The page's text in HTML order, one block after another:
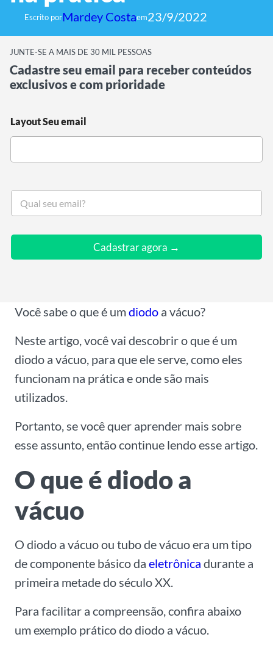
Escrito porMardey Costaem23/9/2022
JUNTE-SE A MAIS DE 30 MIL PESSOAS
Cadastre seu email para receber conteúdos
exclusivos e com prioridade
Layout Seu email
S
u
Cadastrar agora →
Você sabe o que é umdiodo a vácuo?
Neste artigo, você vai descobrir o que é um
diodo a vácuo, para que ele serve, como eles
funcionam na prática e onde são mais
utilizados.
Portanto, se você quer aprender mais sobre
esse assunto, então continue lendo esse artigo.
O que é diodo a
vácuo
O diodo a vácuo ou tubo de vácuo era um tipo
de componente básico da eletrônica durante a
primeira metade do século XX.
Para facilitar a compreensão, confira abaixo
um exemplo prático do diodo a vácuo.